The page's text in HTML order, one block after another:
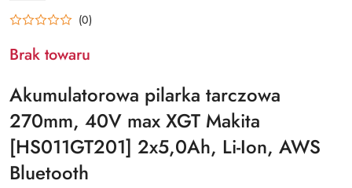
(0)
Brak towaru
Akumulatorowa pilarka tarczowa
270mm, 40V max XGT Makita
[HS011GT201] 2x5,0Ah, Li-Ion, AWS
Bluetooth